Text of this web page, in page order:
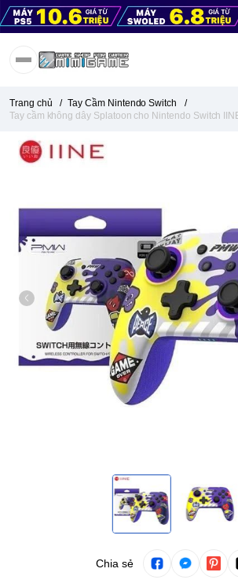
Trang chủ / Tay Cầm Nintendo Switch
/
Tay cầm không dây Splatoon cho Nintendo Switch
Chia sẻ